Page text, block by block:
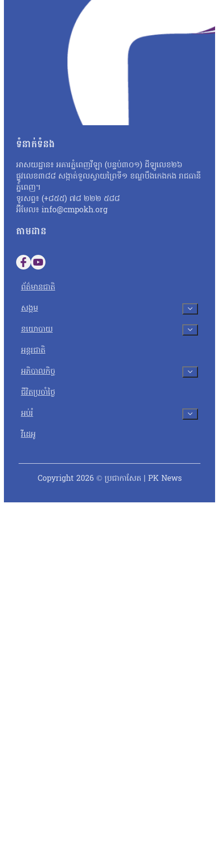
វិញ្ញាសាដែលបានចេញប្រឡងពិតមែន ក៏ប៉ុន្តែគ្មានការបញ្ជាក់ណាមួយថ
ឃើញថា មានវិញ្ញាសាមួយចំនួនដែលបង្ហោះនៅលើបណ្ដាញសង្គមនោះគឺ
មកដល់ពេលនេះយើងនឹងព្យាយាមស្រាវជ្រាវបន្ថែមទៀត។ យើងក៏រង់
បែកធ្លាយវិញ្ញាសាប្រឡងនេះ មានលទ្ធភាពអាចកើតឡើងបានក្
កាលដែលអាចមានការបែកធ្លាយ យើងអាចគិតថា ក្នុងដំណាក់កាលនៃ
ក្រោយពេលប្រឡងតែម្ដង អ៊ីចឹងហើយបានជានៅក្នុងរបាយការណ៍យើង
របស់ អ.ប.ព.»។ ក៏ប៉ុន្តែលោក សយ ច័ន្ទវិចិត្រ អះអាងថារូបថតវិញ្ញ
វិច្ឆិកា អ្នកនាំពាក្យក្រសួងអប់រំ យុវជន និងកីឡា បានប្រាប់ថាក្រសួងអប់
នោះទេ។ អ្នកស្រីថា៖ «អ្វីដែលយើងរកឃើញបឋមហ្នឹងគឺមានន័យថា
បន្ថែមទៀតតាមរយៈធនធានដែលមាន ប៉ុន្តែរហូតមកដល់ពេលនេះមិនទ
នេះនឹងត្រូវទទួលទោសទណ្ឌទៅតាមវិធានដែលបានចែង។ ជុំវិញករណីន
ប្រឡងដែលបានខិតខំរៀនសូត្រអាចបាក់ទឹកចិត្ត។ តែយ៉ាងណា លោកសំណូ
ហើយហ្នឹង ខ្ញុំថាទោះយ៉ាងណាយើងត្រូវតែមានមទោនភាពចំពោះអ្វីដែល
ហើយបើថាឯកសារនោះមានការបែកធ្លាយមែន នោះក្រសួងគួរតែគិតថា
កម្ពុជាឯករាជ្យ អ្នកស្រី អ៊ុក ឆាយ៉ាវី ស្នើដល់ក្រសួងអប់រំ យុវជន និងកី
អ្នកស្រីថា៖ «ប្រសិនបើឃើញបែកធ្លាយវិញ្ញាសា ក្រសួងអប់រំក៏ដូចជាអង្
សូត្របានទេ គួរតែបញ្ជាក់វិញបញ្ជាក់ប្រាប់វិញថា អញ្ចេះអញ្ចោះវិញ
ប្រឡងសញ្ញាបត្រមធ្យមសិក្សាទុតិយភូមិ សម័យប្រឡង ២៨ សីហា ២០២
បេក្ខជនថ្នាក់វិទ្យាសាស្ត្រចំនួនជាង៤ម៉ឺននាក់ (៤០ ៦៧៨ នាក់) ស្ត្រី
ទំនាក់ទំនង
អាសយដ្ឋាន៖ អគារភ្នំពេញវីឡា (បន្ទប់៣០១) ដីឡូលេខ២៦
ផ្លូវលេខ៣៨៨ សង្កាត់ទួលស្វាយព្រៃទី១ ខណ្ឌបឹងកេងកង រាជធានី
ភ្នំពេញ។
ទូរសព្ទ៖ (+៨៥៥) ៧៨ ២២២ ៥៨៨
អ៊ីមែល៖ info@cmpokh.org
តាមដាន
Follow us on Facebook
Follow us on YouTube
ព័ត៌មានជាតិ
សង្គម
នយោបាយ
អន្តរជាតិ
អភិបាលកិច្ច
ជីវិតប្រចាំថ្ងៃ
អប់រំ
វីដេអូ
Copyright 2026 © ប្រជាកាសែត | PK News